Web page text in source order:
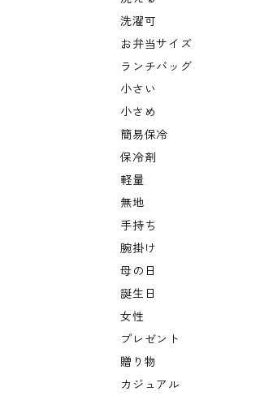
洗濯可
お弁当サイズ
ランチバッグ
小さい
小さめ
簡易保冷
保冷剤
軽量
無地
手持ち
腕掛け
母の日
誕生日
女性
プレゼント
贈り物
カジュアル